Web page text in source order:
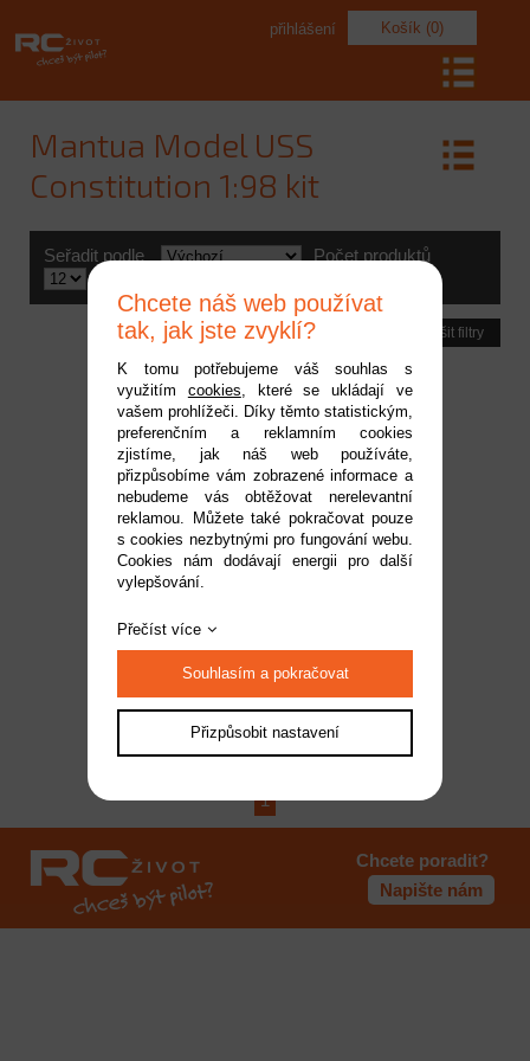
Košík (0)
přihlášení
Mantua Model USS
Constitution 1:98 kit
Seřadit podle
Počet produktů
Zrušit filtry
Mantua Model Sada
vlajek: USS Constitution
Kód:
269 Kč
1
Chcete poradit?
Napište nám
Chcete náš web používat
tak, jak jste zvyklí?
K tomu potřebujeme váš souhlas s
využitím cookies, které se ukládají ve
vašem prohlížeči. Díky těmto statistickým,
preferenčním a reklamním cookies
zjistíme, jak náš web používáte,
přizpůsobíme vám zobrazené informace a
nebudeme vás obtěžovat nerelevantní
reklamou. Můžete také pokračovat pouze
s cookies nezbytnými pro fungování webu.
Cookies nám dodávají energii pro další
vylepšování.
Přečíst více
Souhlasím a pokračovat
Přizpůsobit nastavení